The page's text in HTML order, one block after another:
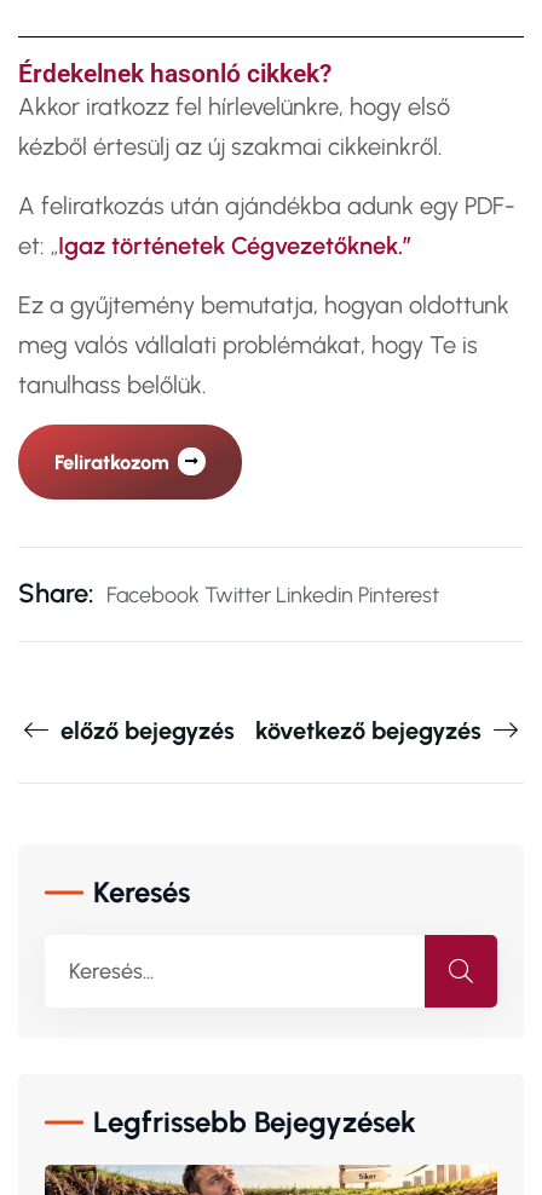
Érdekelnek hasonló cikkek?
​Akkor iratkozz fel hírlevelünkre, hogy első
kézből értesülj az új szakmai cikkeinkről.
A feliratkozás után ajándékba adunk egy PDF-
et: „Igaz történetek Cégvezetőknek.”
Ez a gyűjtemény bemutatja, hogyan oldottunk
meg valós vállalati problémákat, hogy Te is
tanulhass belőlük.
Feliratkozom
Share: Facebook Twitter Linkedin Pinterest
előző bejegyzés következő bejegyzés
Keresés
Legfrissebb Bejegyzések